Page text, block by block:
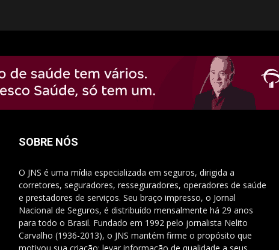
SOBRE NÓS
O JNS é uma mídia especializada em seguros, dirigida a
corretores, seguradores, resseguradores, operadores de saúde
e prestadores de serviços. Seu braço impresso, o Jornal
Nacional de Seguros, é distribuído mensalmente há 29 anos
para todo o Brasil. Fundado em 1992 pelo jornalista Nelito
Carvalho (1936-2013), o JNS mantém firme o propósito que